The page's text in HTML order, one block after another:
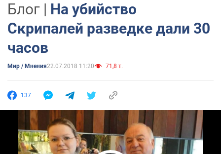
Блог | На убийство
Скрипалей разведке дали 30
часов
Мир / Мнения22.07.2018 11:20 71,8 т.
137